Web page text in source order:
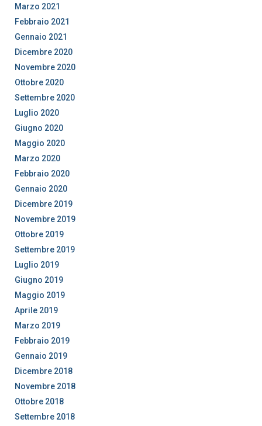
Marzo 2021
Febbraio 2021
Gennaio 2021
Dicembre 2020
Novembre 2020
Ottobre 2020
Settembre 2020
Luglio 2020
Giugno 2020
Maggio 2020
Marzo 2020
Febbraio 2020
Gennaio 2020
Dicembre 2019
Novembre 2019
Ottobre 2019
Settembre 2019
Luglio 2019
Giugno 2019
Maggio 2019
Aprile 2019
Marzo 2019
Febbraio 2019
Gennaio 2019
Dicembre 2018
Novembre 2018
Ottobre 2018
Settembre 2018